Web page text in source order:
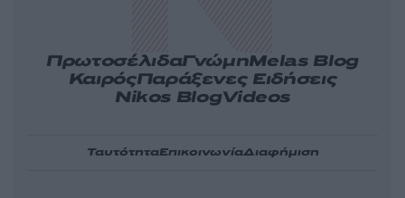
ΠρωτοσέλιδαΓνώμηMelas Blog
ΚαιρόςΠαράξενες Ειδήσεις
Nikos BlogVideos
ΤαυτότηταΕπικοινωνίαΔιαφήμιση